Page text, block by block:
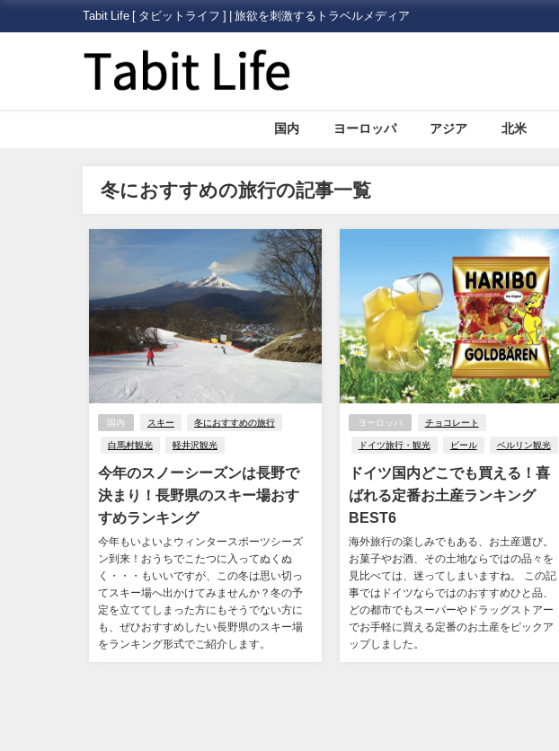
Tabit Life [ タビットライフ ] | 旅欲を刺激するトラベルメディア
国内 ヨーロッパ アジア 北米
冬におすすめの旅行の記事一覧
国内 スキー 冬におすすめの旅行
白馬村観光 軽井沢観光
今年のスノーシーズンは長野で
決まり！長野県のスキー場おす
すめランキング
今年もいよいよウィンタースポーツシーズ
ン到来！おうちでこたつに入ってぬくぬ
く・・・もいいですが、この冬は思い切っ
てスキー場へ出かけてみませんか？冬の予
定を立ててしまった方にもそうでない方に
も、ぜひおすすめしたい長野県のスキー場
をランキング形式でご紹介します。
ヨーロッパ チョコレート
ドイツ旅行・観光 ビール ベルリン観光
ドイツ国内どこでも買える！喜
ばれる定番お土産ランキング
BEST6
海外旅行の楽しみでもある、お土産選び。
お菓子やお酒、その土地ならではの品々を
見比べては、迷ってしまいますね。 この記
事ではドイツならではのおすすめひと品、
どの都市でもスーパーやドラッグストアー
でお手軽に買える定番のお土産をピックア
ップしました。